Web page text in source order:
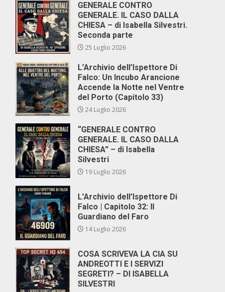
GENERALE CONTRO
GENERALE. IL CASO DALLA
CHIESA – di Isabella Silvestri.
Seconda parte
25 Luglio 2026
L’Archivio dell’Ispettore Di
Falco: Un Incubo Arancione
Accende la Notte nel Ventre
del Porto (Capitolo 33)
24 Luglio 2026
“GENERALE CONTRO
GENERALE. IL CASO DALLA
CHIESA” – di Isabella
Silvestri
19 Luglio 2026
L’Archivio dell’Ispettore Di
Falco | Capitolo 32: Il
Guardiano del Faro
14 Luglio 2026
COSA SCRIVEVA LA CIA SU
ANDREOTTI E I SERVIZI
SEGRETI? – DI ISABELLA
SILVESTRI